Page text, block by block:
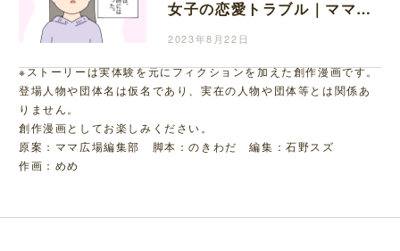
女子の恋愛トラブル｜ママ広
場マンガ
2023年8月22日
※ストーリーは実体験を元にフィクションを加えた創作漫画です。
登場人物や団体名は仮名であり、実在の人物や団体等とは関係あ
りません。
創作漫画としてお楽しみください。
原案：ママ広場編集部 脚本：のきわだ 編集：石野スズ
作画：めめ